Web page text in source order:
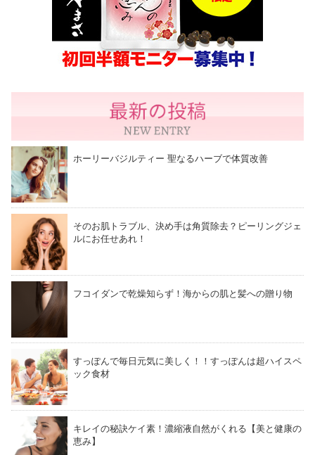
ホーリーバジルティー 聖なるハーブで体質改善
そのお肌トラブル、決め手は角質除去？ピーリングジェ
ルにお任せあれ！
フコイダンで乾燥知らず！海からの肌と髪への贈り物
すっぽんで毎日元気に美しく！！すっぽんは超ハイスペ
ック食材
キレイの秘訣ケイ素！濃縮液自然がくれる【美と健康の
恵み】